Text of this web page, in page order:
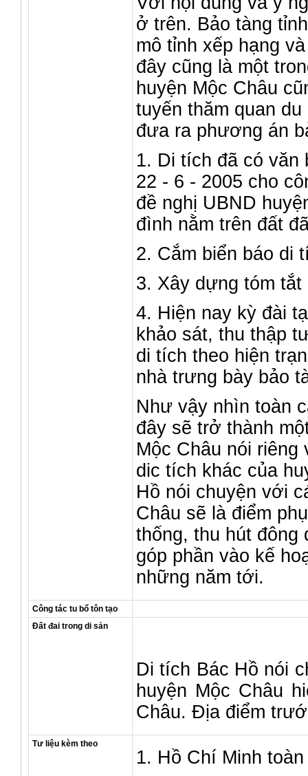
ở trên. Bảo tàng
mô tỉnh xếp hạng
đây cũng là một
huyện Mộc Châu
tuyến thăm quan
đưa ra phương án
1. Di tích đã có văn
22 - 6 - 2005 cho
đề nghị UBND
đình nằm trên đất
2. Cắm biển báo di
3. Xây dựng tóm
4. Hiện nay kỳ đài
khảo sát, thu thập
di tích theo hiện
nhà trưng bày bảo
Như vậy nhìn toàn
đây sẽ trở thành
Mộc Châu nói
dic tích khác của
Hồ nói chuyện với
Châu sẽ là điểm
thống, thu hút đông
góp phần vào kế
những năm tới.
Công tác tu bổ tôn tạo
Đất đai trong di sản
Di tích Bác Hồ nói
huyện Mộc Châu
Châu. Địa điểm
Tư liệu kèm theo
1. Hồ Chí Minh